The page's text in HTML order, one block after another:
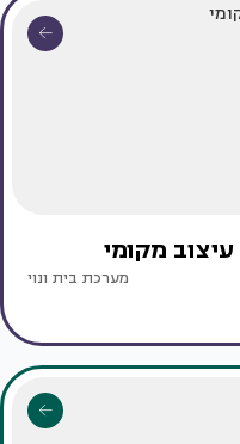
מקומי
מערכת בית ונוי